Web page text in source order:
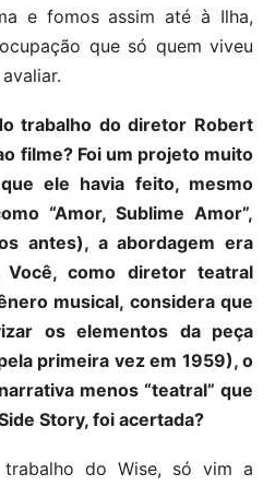
e fomos assim até à Ilha,
que só quem viveu
trabalho do diretor Robert
filme? Foi um projeto muito
ele havia feito, mesmo
“Amor, Sublime Amor”,
antes), a abordagem era
Você, como diretor teatral
musical, considera que
os elementos da peça
primeira vez em 1959), o
menos “teatral” que
Story, foi acertada?
do Wise, só vim a